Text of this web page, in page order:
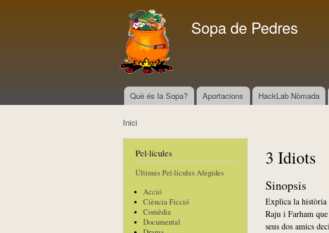
Sopa de Pedres
Menú principal
Què és la Sopa? Aportacions HackLab Nòmada
Inici
Pel·lícules
Últimes Pel·lícules Afegides
Acció
Ciència Ficció
Comèdia
Documental
3 Idiots
Sinopsis
Explica la història
Raju i Farham
seus dos amics